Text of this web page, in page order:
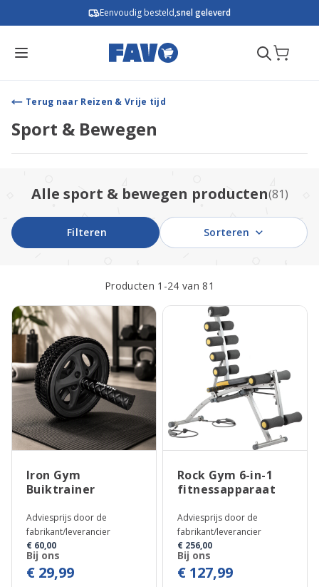
Eenvoudig besteld,snel geleverd
Terug naar Reizen & Vrije tijd
Sport & Bewegen
Alle sport & bewegen producten(81)
Filteren
Producten 1 -24 van81
Sorteren
Iron Gym
Buiktrainer
Adviesprijs door de
fabrikant/leverancier
€ 60,00
Bij ons
€ 29,99
Rock Gym 6-in-1
fitnessapparaat
Adviesprijs door de
fabrikant/leverancier
€ 256,00
Bij ons
€ 127,99